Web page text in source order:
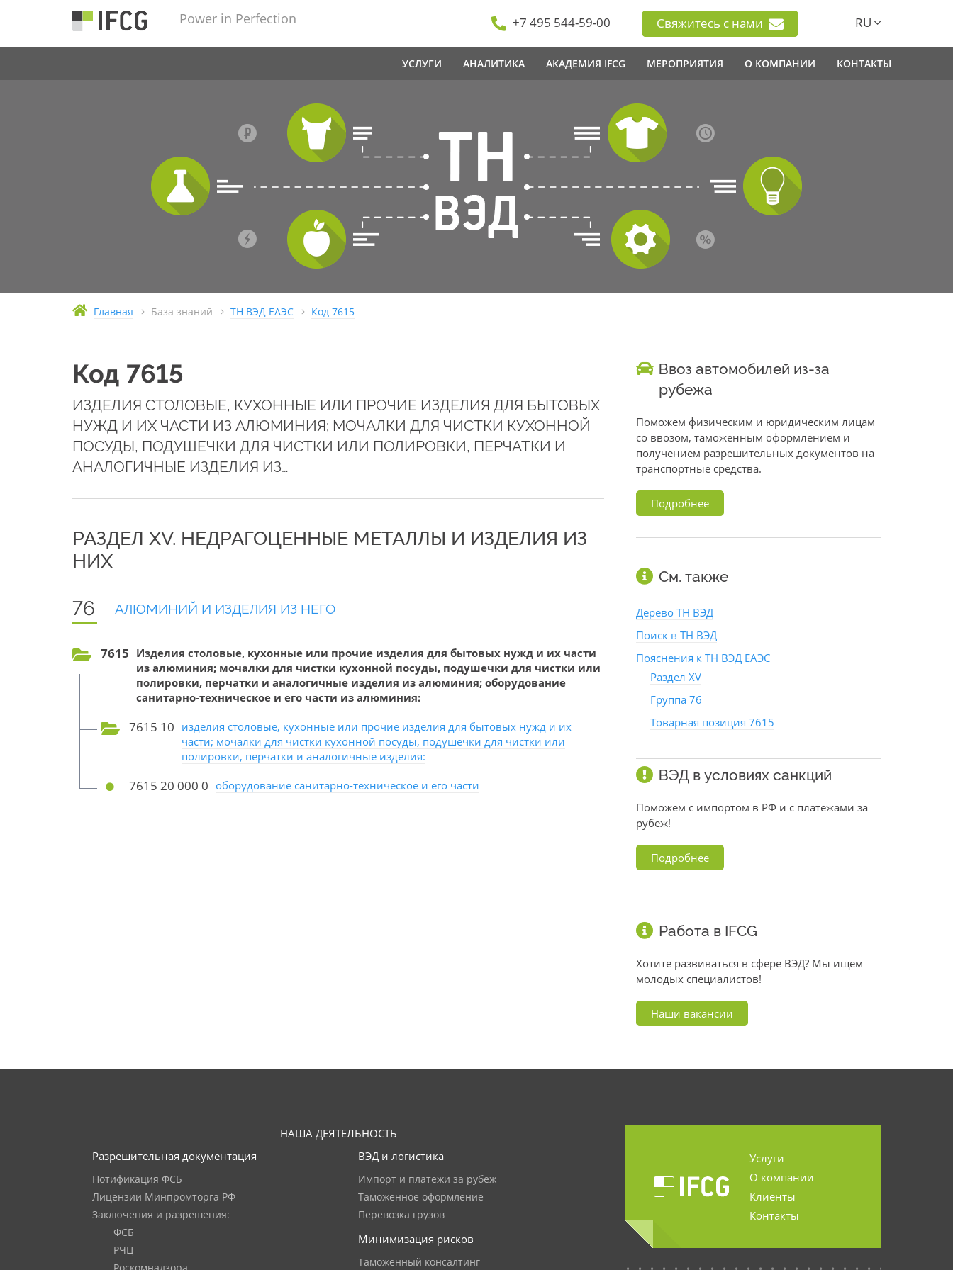
Power in Perfection +7 495 544-59-00 Свяжитесь с нами RU
УСЛУГИ АНАЛИТИКА АКАДЕМИЯ IFCG МЕРОПРИЯТИЯ О КОМПАНИИ КОНТАКТЫ
Главная База знаний ТН ВЭД ЕАЭС Код 7615
Код 7615
ИЗДЕЛИЯ СТОЛОВЫЕ, КУХОННЫЕ ИЛИ ПРОЧИЕ ИЗДЕЛИЯ ДЛЯ БЫТОВЫХ
НУЖД И ИХ ЧАСТИ ИЗ АЛЮМИНИЯ; МОЧАЛКИ ДЛЯ ЧИСТКИ КУХОННОЙ
ПОСУДЫ, ПОДУШЕЧКИ ДЛЯ ЧИСТКИ ИЛИ ПОЛИРОВКИ, ПЕРЧАТКИ И
АНАЛОГИЧНЫЕ ИЗДЕЛИЯ ИЗ…
РАЗДЕЛ XV. НЕДРАГОЦЕННЫЕ МЕТАЛЛЫ И ИЗДЕЛИЯ ИЗ
НИХ
76 АЛЮМИНИЙ И ИЗДЕЛИЯ ИЗ НЕГО
7615 Изделия столовые, кухонные или прочие изделия для бытовых нужд и их части
из алюминия; мочалки для чистки кухонной посуды, подушечки для чистки или
полировки, перчатки и аналогичные изделия из алюминия; оборудование
санитарно-техническое и его части из алюминия:
7615 10 изделия столовые, кухонные или прочие изделия для бытовых нужд и их
части; мочалки для чистки кухонной посуды, подушечки для чистки или
полировки, перчатки и аналогичные изделия:
7615 20 000 0 оборудование санитарно-техническое и его части
Ввоз автомобилей из-за
рубежа
Поможем физическим и юридическим лицам
со ввозом, таможенным оформлением и
получением разрешительных документов на
транспортные средства.
Подробнее
См. также
Дерево ТН ВЭД
Поиск в ТН ВЭД
Пояснения к ТН ВЭД ЕАЭС
Раздел XV
Группа 76
Товарная позиция 7615
ВЭД в условиях санкций
Поможем с импортом в РФ и с платежами за
рубеж!
Подробнее
Работа в IFCG
Хотите развиваться в сфере ВЭД? Мы ищем
молодых специалистов!
Наши вакансии
НАША ДЕЯТЕЛЬНОСТЬ
Разрешительная документация
Нотификация ФСБ
Лицензии Минпромторга РФ
Заключения и разрешения:
ФСБ
РЧЦ
ВЭД и логистика
Импорт и платежи за рубеж
Таможенное оформление
Перевозка грузов
Минимизация рисков
Таможенный консалтинг
Услуги
О компании
Клиенты
Контакты